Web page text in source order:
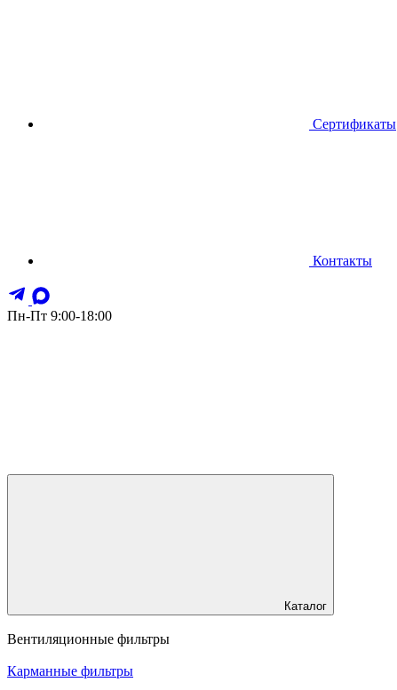
Сертификаты
Контакты
Пн-Пт 9:00-18:00
Каталог
Вентиляционные фильтры
Карманные фильтры